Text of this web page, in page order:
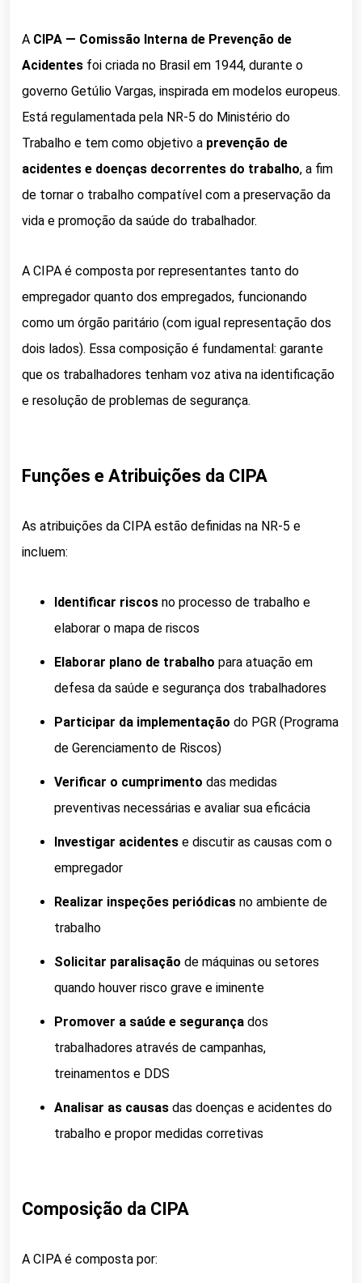
A CIPA — Comissão Interna de Prevenção de
Acidentes foi criada no Brasil em 1944, durante o
governo Getúlio Vargas, inspirada em modelos europeus.
Está regulamentada pela NR-5 do Ministério do
Trabalho e tem como objetivo a prevenção de
acidentes e doenças decorrentes do trabalho, a fim
de tornar o trabalho compatível com a preservação da
vida e promoção da saúde do trabalhador.
A CIPA é composta por representantes tanto do
empregador quanto dos empregados, funcionando
como um órgão paritário (com igual representação dos
dois lados). Essa composição é fundamental: garante
que os trabalhadores tenham voz ativa na identificação
e resolução de problemas de segurança.
Funções e Atribuições da CIPA
As atribuições da CIPA estão definidas na NR-5 e
incluem:
Identificar riscos no processo de trabalho e
elaborar o mapa de riscos
Elaborar plano de trabalho para atuação em
defesa da saúde e segurança dos trabalhadores
Participar da implementação do PGR (Programa
de Gerenciamento de Riscos)
Verificar o cumprimento das medidas
preventivas necessárias e avaliar sua eficácia
Investigar acidentes e discutir as causas com o
empregador
Realizar inspeções periódicas no ambiente de
trabalho
Solicitar paralisação de máquinas ou setores
quando houver risco grave e iminente
Promover a saúde e segurança dos
trabalhadores através de campanhas,
treinamentos e DDS
Analisar as causas das doenças e acidentes do
trabalho e propor medidas corretivas
Composição da CIPA
A CIPA é composta por: